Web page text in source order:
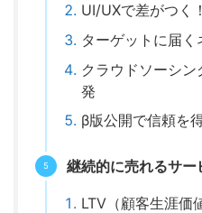
UI/UXで差がつく
ターゲットに届
クラウドソーシ
発
β版公開で信頼を
継続的に売れるサー
LTV（顧客生涯価